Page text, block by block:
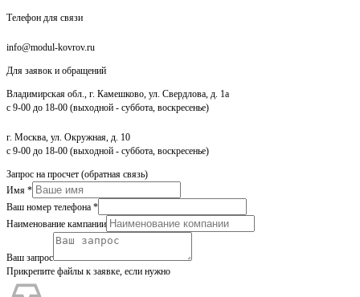
Телефон для связи
info@modul-kovrov.ru
Для заявок и обращений
Владимирская обл., г. Камешково, ул. Свердлова, д. 1а
с 9-00 до 18-00 (выходной - суббота, воскресенье)
г. Москва, ул. Окружная, д. 10
с 9-00 до 18-00 (выходной - суббота, воскресенье)
Запрос на просчет (обратная связь)
Имя *
Ваш номер телефона *
Наименование кампании
Ваш запрос
Прикрепите файлы к заявке, если нужно